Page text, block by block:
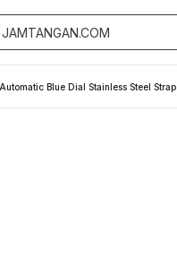
Blue Dial Stainless Steel Strap